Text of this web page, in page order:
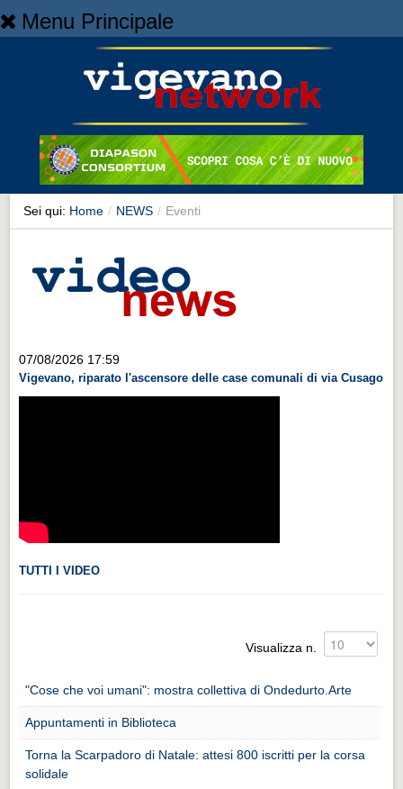
Menu Principale
NEWS
Cronaca
Cronaca
Artes et Artificia
Territorio
Territorio
CHI SIAMO
CHI SIAMO
Guida turistica rapida
Musica e teatro
Musica e teatro
Sei qui: Home / NEWS / Eventi
07/08/2026 17:59
Vigevano, riparato l'ascensore delle case comunali di via Cusago
TUTTI I VIDEO
Visualizza n.
"Cose che voi umani": mostra collettiva di Ondedurto.Arte
Appuntamenti in Biblioteca
Torna la Scarpadoro di Natale: attesi 800 iscritti per la corsa
solidale